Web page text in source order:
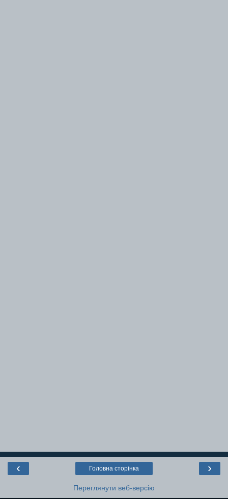
‹ ›
Головна сторінка
Переглянути веб-версію